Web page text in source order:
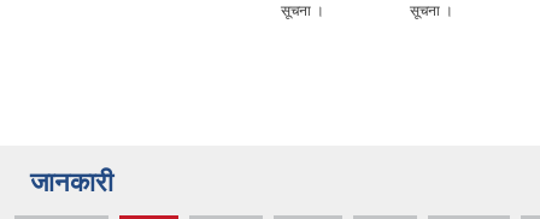
सूचना ।
सूचना ।
जानकारी